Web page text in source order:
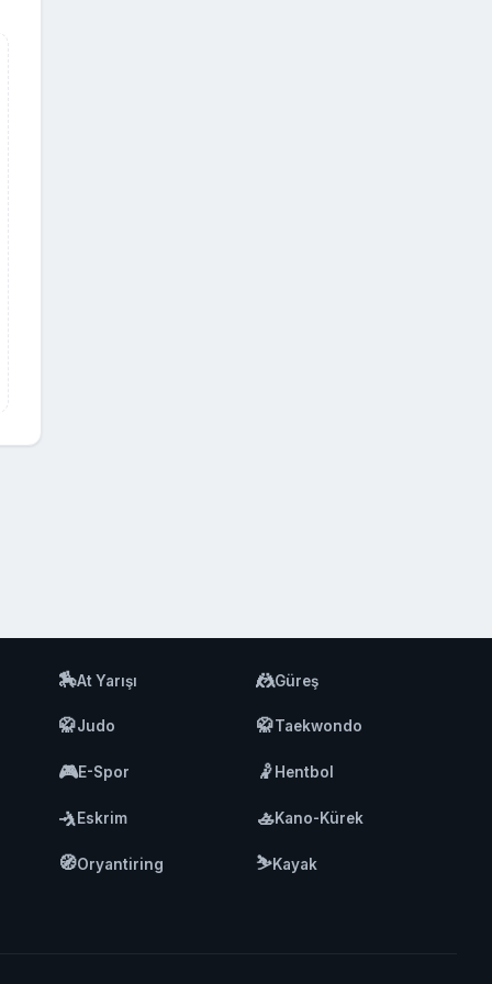
🏇At Yarışı 🤼Güreş
🥋Judo 🥋Taekwondo
🎮E-Spor 🤾 Hentbol
🤺Eskrim 🚣Kano-Kürek
🧭Oryantiring ⛷️Kayak